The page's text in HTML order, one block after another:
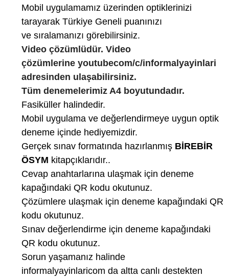
Mobil uygulamamız üzerinden optiklerinizi
tarayarak Türkiye Geneli puanınızı
ve sıralamanızı görebilirsiniz.
Video çözümlüdür. Video
çözümlerine youtubecom/c/informalyayinlari
adresinden ulaşabilirsiniz.
Tüm denemelerimiz A4 boyutundadır.
Fasiküller halindedir.
Mobil uygulama ve değerlendirmeye uygun optik
deneme içinde hediyemizdir.
Gerçek sınav formatında hazırlanmış BİREBİR
ÖSYM kitapçıklarıdır..
Cevap anahtarlarına ulaşmak için deneme
kapağındaki QR kodu okutunuz.
Çözümlere ulaşmak için deneme kapağındaki QR
kodu okutunuz.
Sınav değerlendirme için deneme kapağındaki
QR kodu okutunuz.
Sorun yaşamanız halinde
informalyayinlaricom da altta canlı destekten